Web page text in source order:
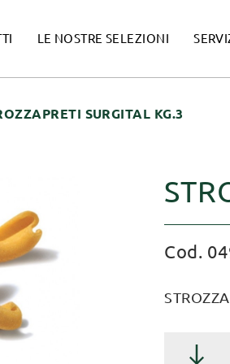
LE NOSTRE SELEZIONI
SURGITAL KG.3
Cod.